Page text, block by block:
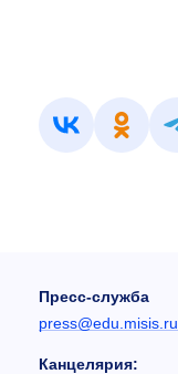
Пресс-служба
press@edu.misis.ru
Канцелярия: